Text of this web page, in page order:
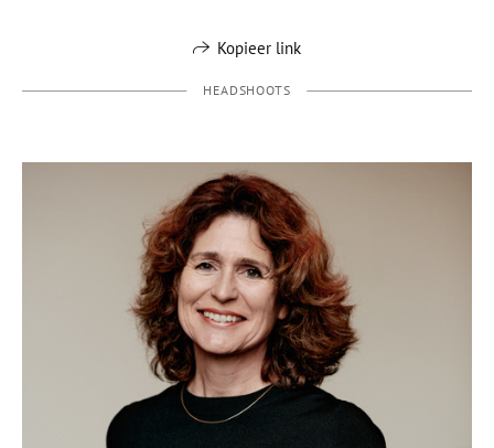
Kopieer link
HEADSHOOTS